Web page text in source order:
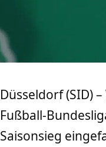
Düsseldorf (SID)
Fußball-
Saisonsieg